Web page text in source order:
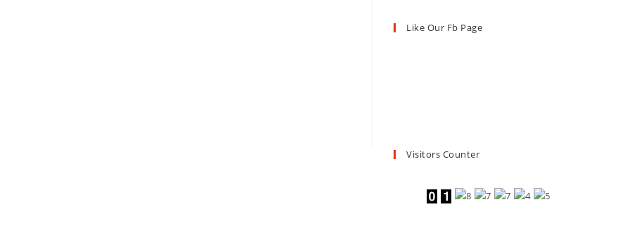
Like Our Fb Page
Visitors Counter